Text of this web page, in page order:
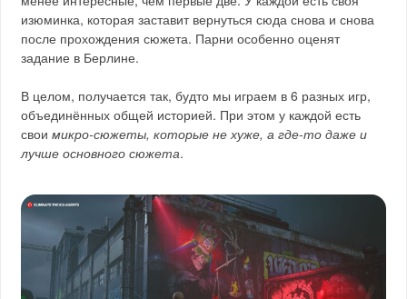
изюминка, которая заставит вернуться сюда снова и снова
после прохождения сюжета. Парни особенно оценят
задание в Берлине.
В целом, получается так, будто мы играем в 6 разных игр,
объединённых общей историей. При этом у каждой есть
своимикро-сюжеты, которые не хуже, а где-то даже и
лучше основного сюжета.